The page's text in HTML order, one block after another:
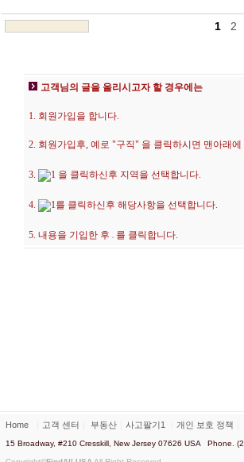
1 2
고객님의 글을 올리시고자 할 경우에는
1. 회원가입을 합니다.
2. 회원가입후, 예로 "구직" 을 클릭하시면 맨아래에
3. 을 클릭하신후 지역을 선택합니다.
4. 를 클릭하신후 해당사항을 선택합니다.
5. 내용을 기입한 후 를 클릭합니다.
Home 고객 센터 부동산 사고팔기1 개인 보호 정책
15 Broadway, #210 Cresskill, New Jersey 07626 USA Phone.